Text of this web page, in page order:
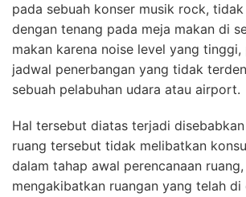
pada sebuah konser musik rock,
dengan tenang pada meja makan di
makan karena noise level yang tinggi,
jadwal penerbangan yang tidak
sebuah pelabuhan udara atau airport.
Hal tersebut diatas terjadi
ruang tersebut tidak melibatkan
dalam tahap awal perencanaan
mengakibatkan ruangan yang telah di